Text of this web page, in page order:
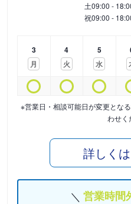
土09:00 -
祝09:00 -
3
月
4
火
5
水
※営業日・相談可能日が変更とな
わせく
詳しく
営業時間